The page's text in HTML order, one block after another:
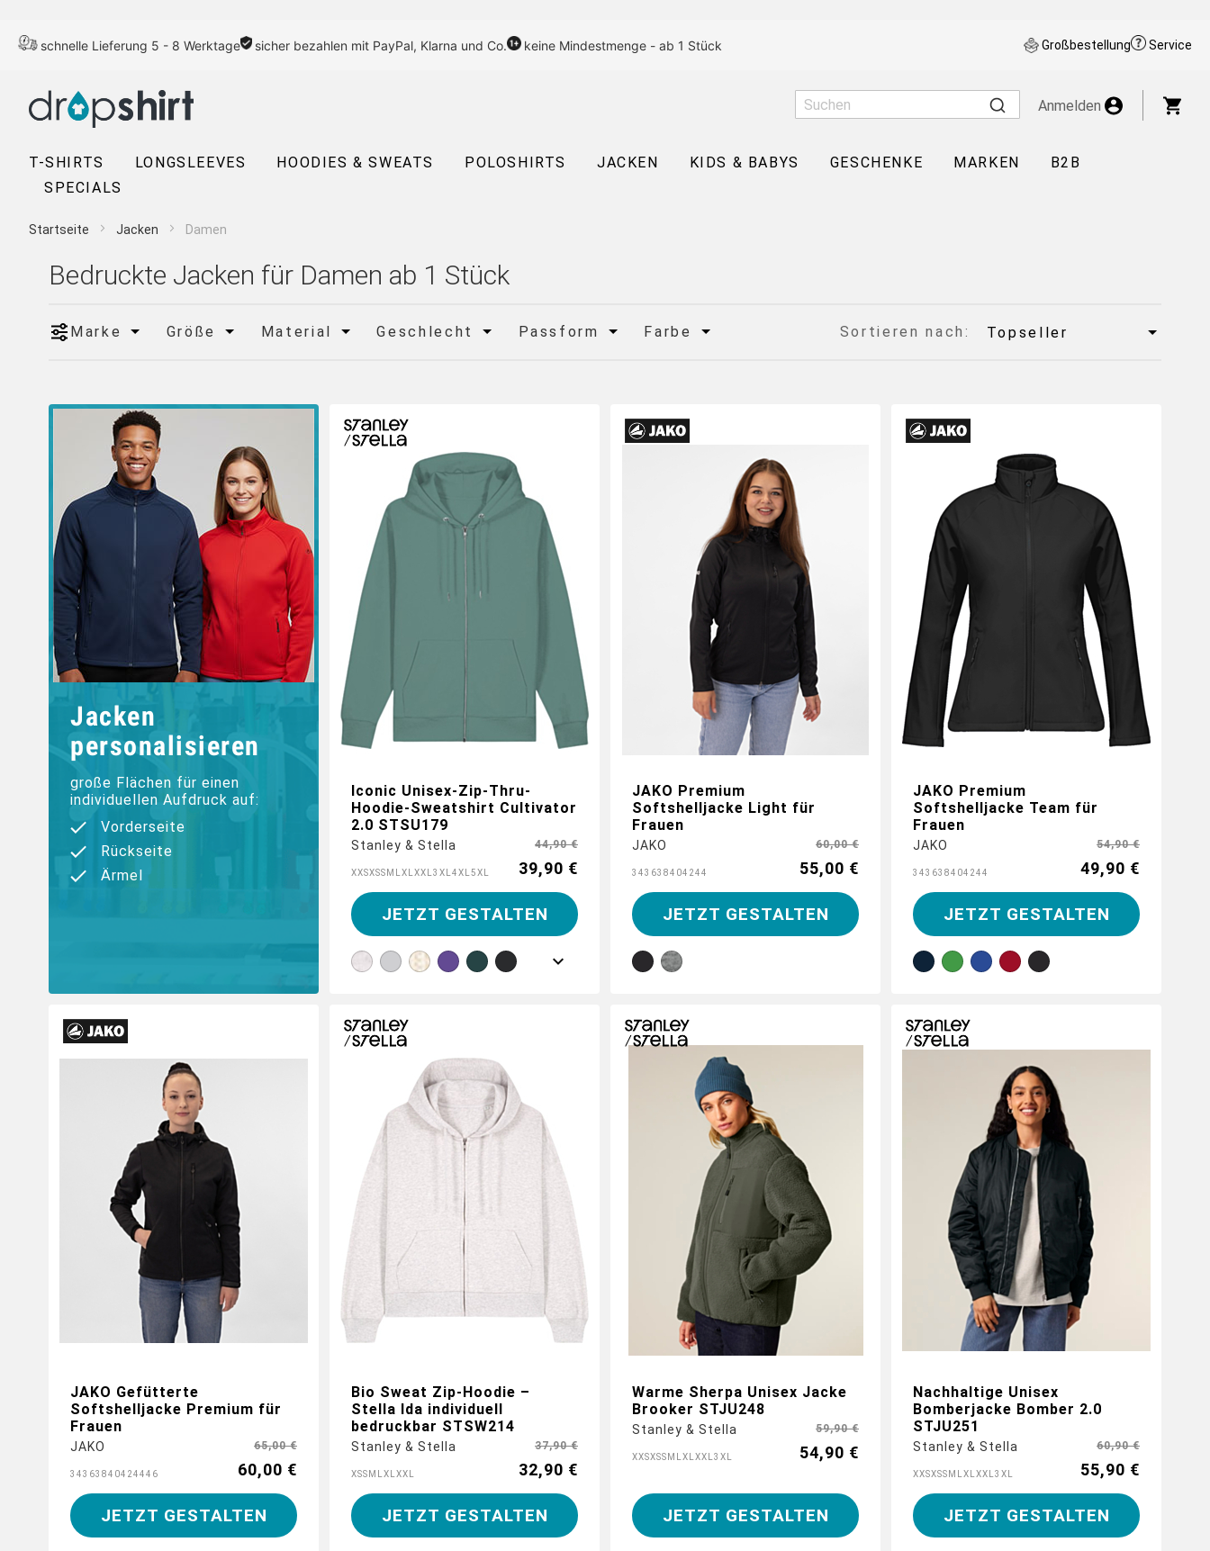
schnelle Lieferung 5 - 8 Werktage sicher bezahlen mit PayPal, Klarna und Co. keine Mindestmenge - ab 1 Stück Großbestellung Service
Anmelden
T-SHIRTS LONGSLEEVES HOODIES & SWEATS POLOSHIRTS JACKEN KIDS & BABYS GESCHENKE MARKEN
B2B
SPECIALS
Startseite Jacken Damen
Bedruckte Jacken für Damen ab 1 Stück
Marke Größe Material Geschlecht Passform Farbe Sortieren nach:
Jacken
personalisieren
große Flächen für einen
individuellen Aufdruck auf:
Vorderseite
Rückseite
Ärmel
Iconic Unisex-Zip-Thru-
Hoodie-Sweatshirt Cultivator
2.0 STSU179
Stanley & Stella
XXSXSS M LXLXXL3XL4XL5XL
44,90 €
39,90 €
JETZT GESTALTEN
JAKO Premium
Softshelljacke Light für
Frauen
JAKO
343638404244
60,00 €
55,00 €
JETZT GESTALTEN
JAKO Premium
Softshelljacke Team für
Frauen
JAKO
343638404244
54,90 €
49,90 €
JETZT GESTALTEN
JAKO Gefütterte
Softshelljacke Premium für
Frauen
JAKO
34363840424446
65,00 €
60,00 €
JETZT GESTALTEN
Bio Sweat Zip-Hoodie –
Stella Ida individuell
bedruckbar STSW214
Stanley & Stella
XSS M XL XXL
37,90 €
32,90 €
JETZT GESTALTEN
Warme Sherpa Unisex Jacke
Brooker STJU248
Stanley & Stella
XXSXSS M XL XXL 3XL
59,90 €
54,90 €
JETZT GESTALTEN
Nachhaltige Unisex
Bomberjacke Bomber 2.0
STJU251
Stanley & Stella
XXSXSS M XL XXL 3XL
60,90 €
55,90 €
JETZT GESTALTEN